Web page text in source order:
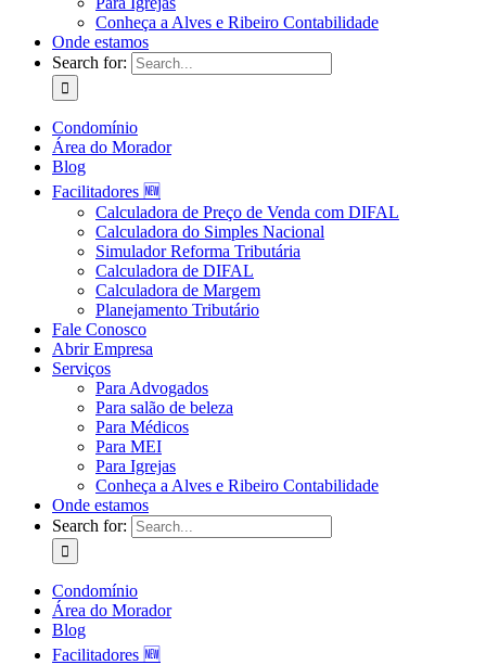
Conheça a Alves e Ribeiro Contabilidade
Onde estamos
Search for:
Condomínio
Área do Morador
Blog
Facilitadores 🆕
Calculadora de Preço de Venda com DIFAL
Calculadora do Simples Nacional
Simulador Reforma Tributária
Calculadora de DIFAL
Calculadora de Margem
Planejamento Tributário
Fale Conosco
Abrir Empresa
Serviços
Para Advogados
Para salão de beleza
Para Médicos
Para MEI
Para Igrejas
Conheça a Alves e Ribeiro Contabilidade
Onde estamos
Search for:
Condomínio
Área do Morador
Blog
Facilitadores 🆕